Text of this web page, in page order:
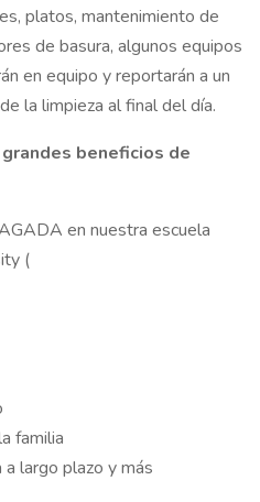
platos, mantenimiento de
de basura, algunos equipos
en equipo y reportarán a un
la limpieza al final del día.
beneficios de
en nuestra escuela
(
familia
largo plazo y más